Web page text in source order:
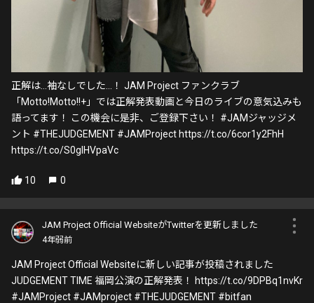
正解は…袖なしでした…！ JAM Project ファンクラブ
「Motto!Motto!!+」では正解発表動画と今日のライブの意気込みも
語ってます！ この機会に是非、ご登録下さい！ #JAMジャッジメ
ント #THEJUDGEMENT #JAMProject https://t.co/6cor1y2FhH
https://t.co/S0glHVpaVc
10 0
JAM Project Official WebsiteがTwitterを更新しました
4年弱前
JAM Project Official Websiteに新しい記事が投稿されました
JUDGEMENT TIME 福岡公演の正解発表！ https://t.co/9DPBq1nvKr
#JAMProject #JAMproject #THEJUDGEMENT #bitfan